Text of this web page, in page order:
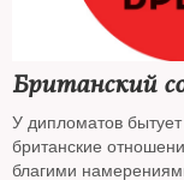
Британский
У дипломатов
британские
благими